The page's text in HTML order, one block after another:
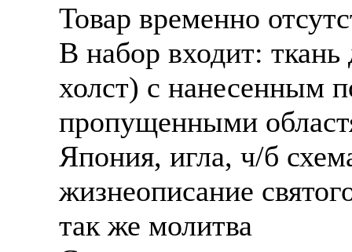
Товар временно
В набор входит:
холст) с нанесенным
пропущенными
Япония, игла, ч/б
жизнеописание
так же молитва